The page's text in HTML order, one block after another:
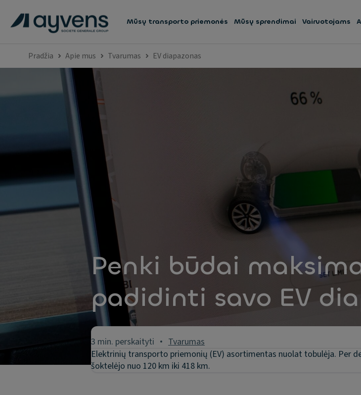
Mūsų transporto priemonės Mūsų sprendimai Vairuotojams
Pradžia Apie mus Tvarumas EV diapazonas
Penki būdai
padidinti savo EV
3 min. perskaityti
Tvarumas
Elektrinių transporto priemonių (EV) asortimentas nuolat tobulėja. Per
šoktelėjo nuo 120 km iki 418 km.